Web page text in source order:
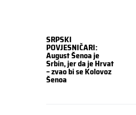
SRPSKI
POVJESNIČARI:
August Šenoa je
Srbin, jer da je Hrvat
– zvao bi se Kolovoz
Šenoa